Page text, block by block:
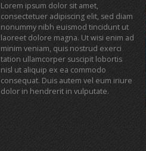
Lorem ipsum dolor sit amet,
consectetuer adipiscing elit, sed diam
nonummy nibh euismod tincidunt ut
laoreet dolore magna. Ut wisi enim ad
minim veniam, quis nostrud exerci
tation ullamcorper suscipit lobortis
nisl ut aliquip ex ea commodo
consequat. Duis autem vel eum iriure
dolor in hendrerit in vulputate.